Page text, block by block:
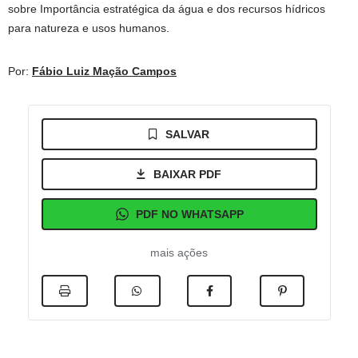
sobre Importância estratégica da água e dos recursos hídricos
para natureza e usos humanos.
Por: Fábio Luiz Mação Campos
SALVAR
BAIXAR PDF
PDF NO WHATSAPP
mais ações